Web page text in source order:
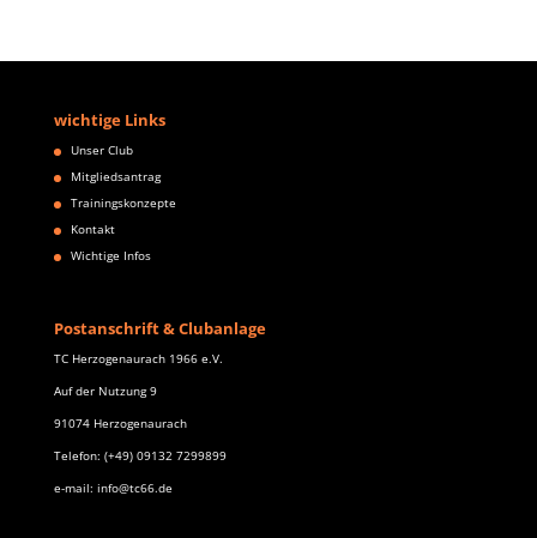
wichtige Links
Unser Club
Mitgliedsantrag
Trainingskonzepte
Kontakt
Wichtige Infos
Postanschrift & Clubanlage
TC Herzogenaurach 1966 e.V.
Auf der Nutzung 9
91074 Herzogenaurach
Telefon: (+49) 09132 7299899
e-mail: info@tc66.de